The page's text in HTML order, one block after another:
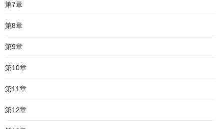
第7章
第8章
第9章
第10章
第11章
第12章